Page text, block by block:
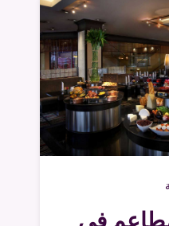
10 مطاعم في